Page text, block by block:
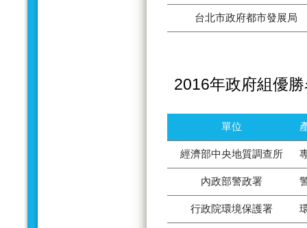
台北市政府都市發展局
2016年政府組優
單位
經濟部中央地質調查所
內政部警政署
行政院環境保護署